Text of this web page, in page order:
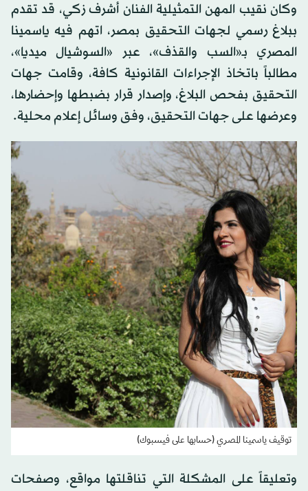
وكان نقيب المهن التمثيلية الفنان أشرف زكي، قد تقدم
ببلاغ رسمي لجهات التحقيق بمصر، اتهم فيه ياسمينا
المصري بـ«السب والقذف»، عبر «السوشيال ميديا»،
مطالباً باتخاذ الإجراءات القانونية كافة، وقامت جهات
التحقيق بفحص البلاغ، وإصدار قرار بضبطها وإحضارها،
وعرضها على جهات التحقيق، وفق وسائل إعلام محلية.
توقيف ياسمينا المصري (حسابها على فيسبوك)
وتعليقاً على المشكلة التي تناقلتها مواقع، وصفحات